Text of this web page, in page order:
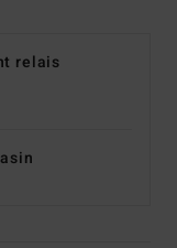
relais